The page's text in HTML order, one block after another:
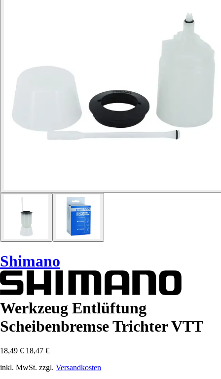
Shimano
Werkzeug Entlüftung
Scheibenbremse Trichter VTT
18,49 € 18,47 €
inkl. MwSt. zzgl. Versandkosten